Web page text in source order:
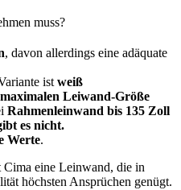
muss?
, davon allerdings eine adäquate
ist weiß
Leiwand-Größe
Rahmenleinwand bis 135 Zoll
es nicht.
Werte.
eine Leinwand, die in
höchsten Ansprüchen genügt.